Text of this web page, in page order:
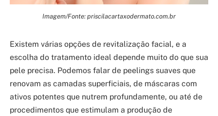
Imagem/Fonte: priscilacartaxodermato.com.br
Existem várias opções de revitalização facial, e a
escolha do tratamento ideal depende muito do que sua
pele precisa. Podemos falar de peelings suaves que
renovam as camadas superficiais, de máscaras com
ativos potentes que nutrem profundamente, ou até de
procedimentos que estimulam a produção de